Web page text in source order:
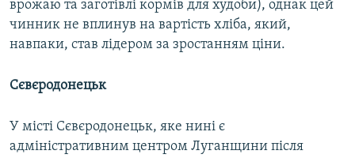
врожаю та заготівлі кормів для худоби), однак цей
чинник не вплинув на вартість хліба, який,
навпаки, став лідером за зростанням ціни.
Сєвєродонецьк
У місті Сєвєродонецьк, яке нині є
адміністративним центром Луганщини після